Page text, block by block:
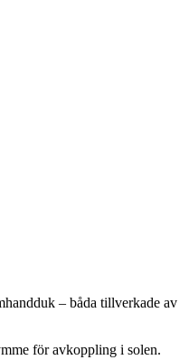
– båda tillverkade av
för avkoppling i solen.